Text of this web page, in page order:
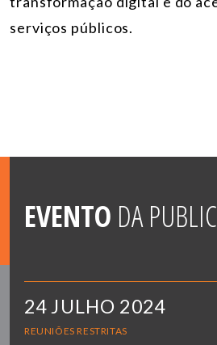
serviços públicos.
EVENTO DA
24 JULHO 2024
REUNIÕES RESTRITAS